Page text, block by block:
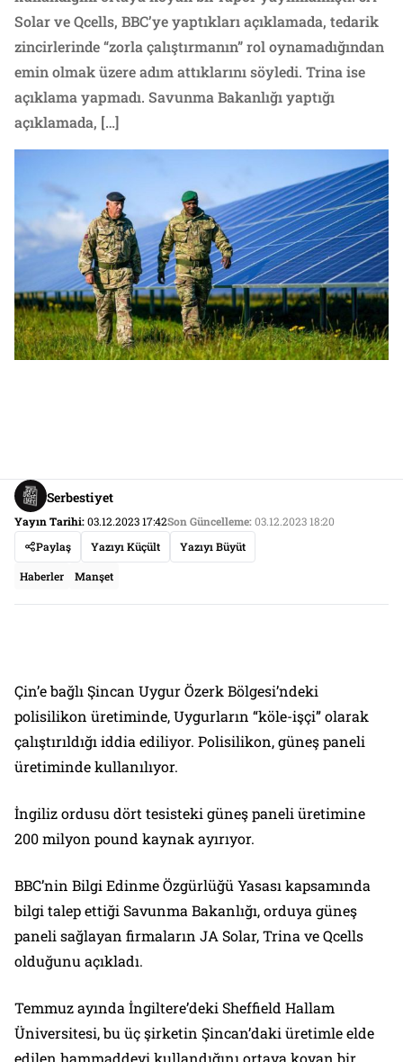
Solar ve Qcells, BBC’ye yaptıkları açıklamada, tedarik
zincirlerinde “zorla çalıştırmanın” rol oynamadığından
emin olmak üzere adım attıklarını söyledi. Trina ise
açıklama yapmadı. Savunma Bakanlığı yaptığı
açıklamada, […]
Serbestiyet
Yayın Tarihi:03.12.2023 17:42Son Güncelleme:03.12.2023 18:20
Paylaş
Yazıyı Küçült Yazıyı Büyüt
Haberler Manşet
Çin’e bağlı Şincan Uygur Özerk Bölgesi’ndeki
polisilikon üretiminde, Uygurların “köle-işçi” olarak
çalıştırıldığı iddia ediliyor. Polisilikon, güneş paneli
üretiminde kullanılıyor.
İngiliz ordusu dört tesisteki güneş paneli üretimine
200 milyon pound kaynak ayırıyor.
BBC’nin Bilgi Edinme Özgürlüğü Yasası kapsamında
bilgi talep ettiği Savunma Bakanlığı, orduya güneş
paneli sağlayan firmaların JA Solar, Trina ve Qcells
olduğunu açıkladı.
Temmuz ayında İngiltere’deki Sheffield Hallam
Üniversitesi, bu üç şirketin Şincan’daki üretimle elde
edilen hammaddeyi kullandığını ortaya koyan bir